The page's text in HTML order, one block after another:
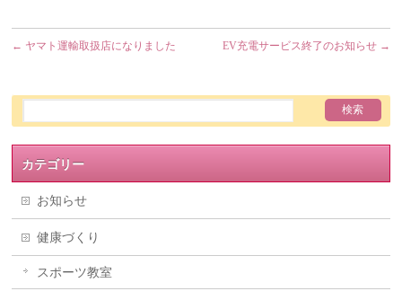
← ヤマト運輸取扱店になりました EV充電サービス終了のお知らせ →
カテゴリー
お知らせ
健康づくり
スポーツ教室